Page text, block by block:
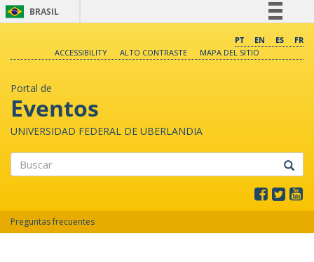
BRASIL
Comunica BR
PT EN ES
FR
ACCESSIBILITY
ALTO CONTRASTE MAPA DEL SITIO
Portal de
Eventos
UNIVERSIDAD FEDERAL DE UBERLANDIA
Preguntas frecuentes